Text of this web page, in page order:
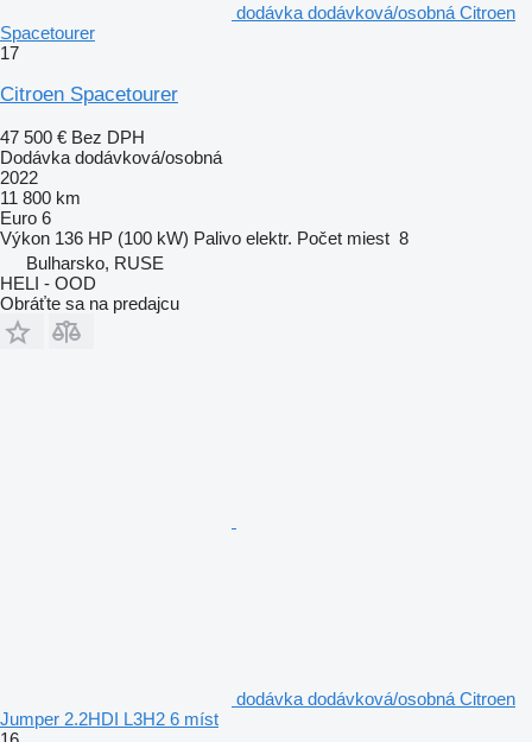
dodávka dodávková/osobná Citroen
Spacetourer
17
Citroen Spacetourer
47 500 € Bez DPH
Dodávka dodávková/osobná
2022
11 800 km
Euro 6
Výkon 136 HP (100 kW) Palivo elektr. Počet miest 8
Bulharsko, RUSE
HELI - OOD
Obráťte sa na predajcu
dodávka dodávková/osobná Citroen
Jumper 2.2HDI L3H2 6 míst